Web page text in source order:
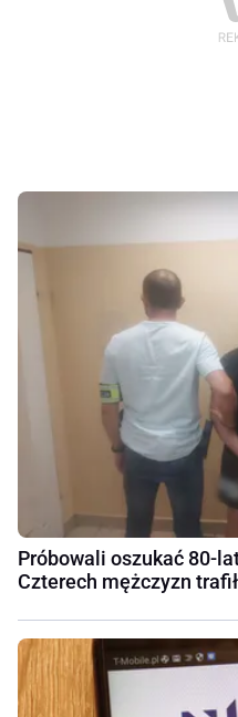
Próbowali oszukać 80-
Czterech mężczyzn